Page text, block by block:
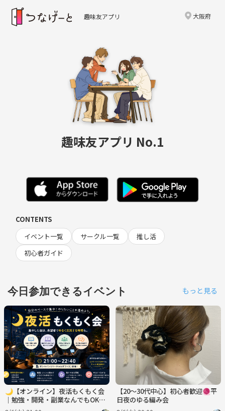
趣味友アプリ 大阪府
趣味友アプリ No.1
CONTENTS
イベント一覧
サークル一覧
推し活
初心者ガイド
今日参加できるイベント もっと見る
🌙【オンライン】夜活もくもく会
｜勉強・開発・副業なんでもOK！
交流会あり
【20〜30代中心】初心者歓迎🧶平
日夜のゆる編み会